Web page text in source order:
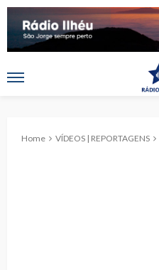
Home VÍDEOS | REPORTAGENS